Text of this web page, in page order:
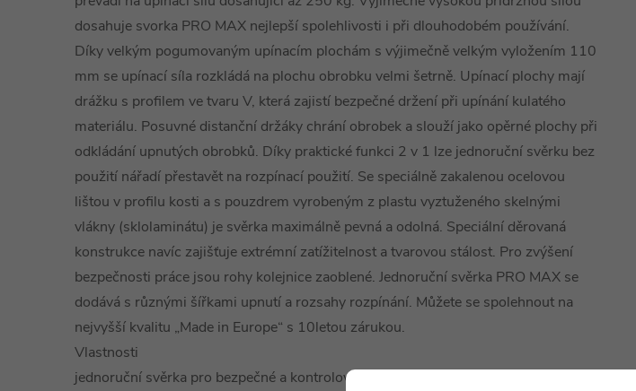
dosahuje svorka PRO MAX nejlepší spolehlivosti i při dlouhodobém používání.
Díky velkým pogumovaným upínacím plochám s výjimečně velkým vyložením 110
mm se upínací síla rozkládá na plochu obrobku velmi šetrně. Upínací plochy mají
drážku s profilem ve tvaru V, která zajistí bezpečné držení při upínání kulatého
materiálu. Posuvné distanční držáky chrání obrobek a slouží jako opěrné plochy při
odkládání upnutých obrobků. Díky praktické funkci 2 v 1 lze jednoruční svěrku bez
použití nářadí přestavět na rozpínací použití. Se speciálně zakalenou ocelovou
lištou v profilu kosti a s pouzdrem vyrobeným z plastu vyztuženého skelnými
vlákny (sklolaminátu) je svěrka maximálně pevná a odolná. Speciální děrovaná
konstrukce navíc zajišťuje extrémní zatížitelnost a tvarovou stálost. Pro zvýšení
bezpečnosti práce jsou rohy kolejnice zaoblené. Jednoruční svěrka PRO MAX se
dodává s různými šířkami upnutí a rozsahy rozpínání. Můžete se spolehnout na
nejvyšší kvalitu „Made in Europe“ s 10letou zárukou.
Vlastnosti
jednoruční svěrka pro bezpečné a kontrolované upínání pouze jednou rukou –